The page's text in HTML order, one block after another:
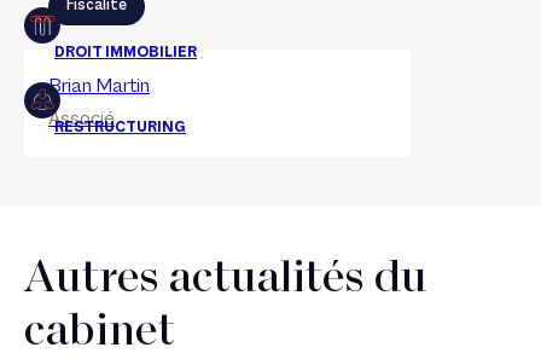
Fiscalité
Brian Martin
Associé
Autres actualités du
cabinet